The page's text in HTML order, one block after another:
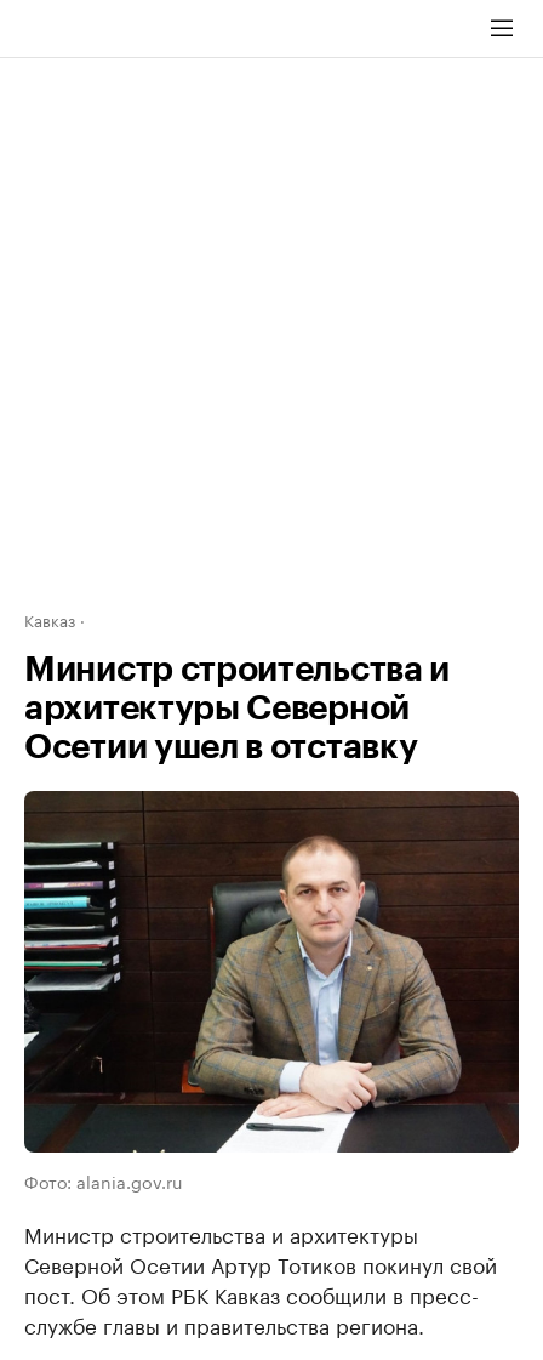
Кавказ
Министр строительства и
архитектуры Северной
Осетии ушел в отставку
Фото: alania.gov.ru
Министр строительства и архитектуры
Северной Осетии Артур Тотиков покинул свой
пост. Об этом РБК Кавказ сообщили в пресс-
службе главы и правительства региона.